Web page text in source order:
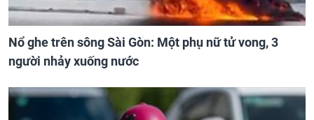
Nổ ghe trên sông Sài Gòn: Một phụ nữ tử vong, 3
người nhảy xuống nước